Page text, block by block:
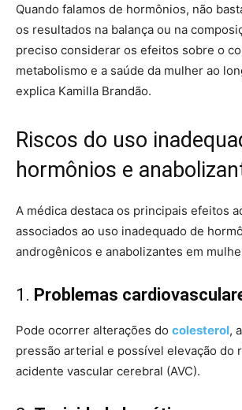
Quando falamos de hormônios, não
os resultados na balança ou na
preciso considerar os efeitos sobre o
metabolismo e a saúde da mulher ao
explica Kamilla Brandão.
Riscos do uso
hormônios e
A médica destaca os principais efeitos
associados ao uso inadequado de
androgênicos e anabolizantes em
1. Problemas
Pode ocorrer alterações do colesterol,
pressão arterial e possível elevação do
acidente vascular cerebral (AVC).